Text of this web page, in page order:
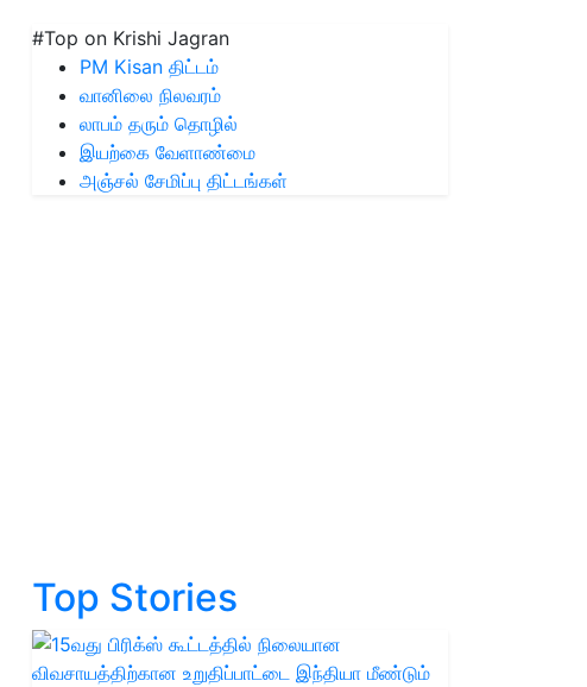
#Top on Krishi Jagran
PM Kisan திட்டம்
வானிலை நிலவரம்
லாபம் தரும் தொழில்
இயற்கை வேளாண்மை
அஞ்சல் சேமிப்பு திட்டங்கள்
Top Stories